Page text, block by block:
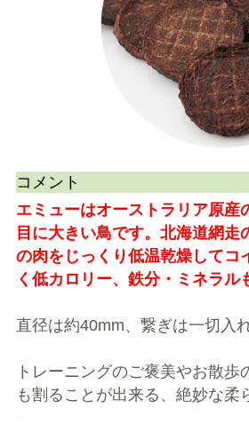
コメント
エミューはオーストラリア原産
目に大きい鳥です。北海道網
の肉をじっくり低温乾燥してコ
く低カロリー、鉄分・ミネラル
直径は約40mm、繋ぎは一切入
トレーニングのご褒美やお散
も割ることが出来る、絶妙な